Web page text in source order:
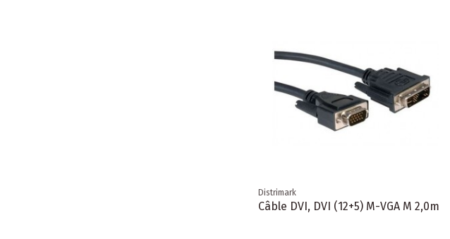
Distrimark
Câble DVI, DVI (12+5) M-VGA M 2,0m